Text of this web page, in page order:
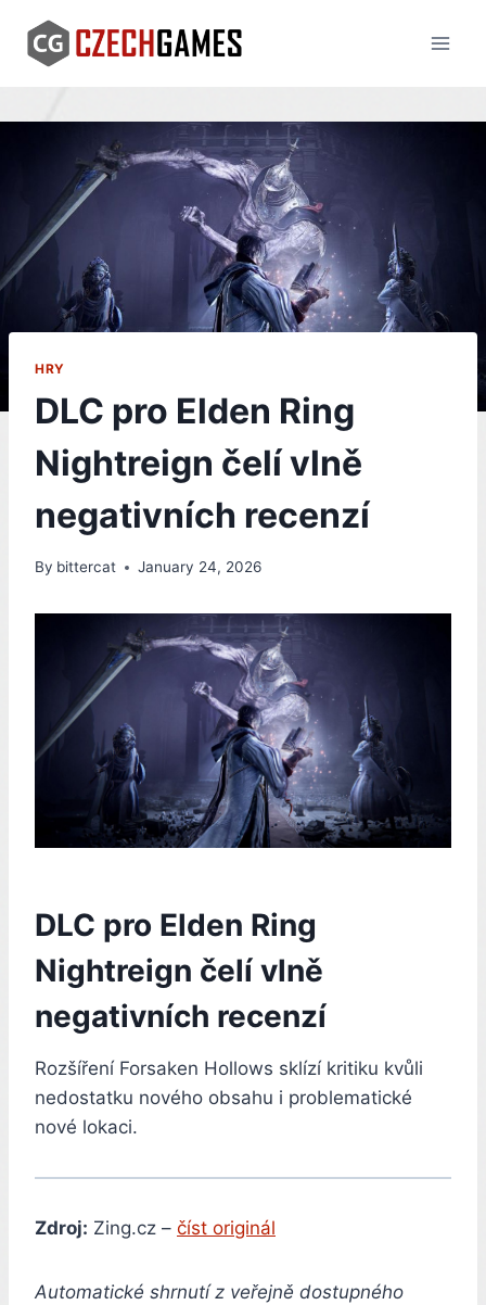
content
HRY
DLC pro Elden Ring
Nightreign čelí vlně
negativních recenzí
By bittercat January 24, 2026
DLC pro Elden Ring
Nightreign čelí vlně
negativních recenzí
Rozšíření Forsaken Hollows sklízí kritiku kvůli
nedostatku nového obsahu i problematické
nové lokaci.
Zdroj: Zing.cz – číst originál
Automatické shrnutí z veřejně dostupného